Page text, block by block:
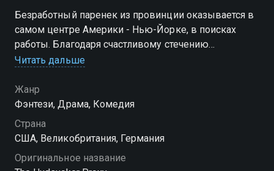
Безработный паренек из провинции оказывается в
самом центре Америки - Нью-Йорке, в поисках
работы. Благодаря счастливому стечению
обстоятельств, его зачисляют в число клерков
ему начинает везти
Читать дальше
Жанр
Фэнтези, Драма, Комедия
Страна
США, Великобритания, Германия
Оригинальное название